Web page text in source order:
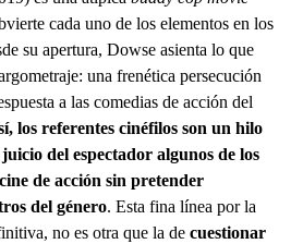
cada uno de los elementos en los
su apertura, Dowse asienta lo que
una frenética persecución
a las comedias de acción del
los referentes cinéfilos son un hilo
del espectador algunos de los
de acción sin pretender
del género. Esta fina línea por la
no es otra que la de cuestionar